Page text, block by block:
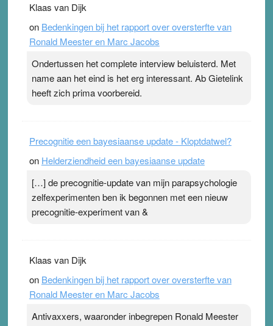
topsporters. Ze hopen ermee hun hartslag te verlagen
terwijl ze meer zuurstof opnemen. Daarop heeft zo’n
pleister geen effect. Maar het gevoel ‘makkelijker te
Pleisterplakkers in de topspsort ›[...]
Klaas van Dijk
on Bedenkingen bij het rapport over oversterfte van
Ronald Meester en Marc Jacobs
Ondertussen het complete interview beluisterd. Met
name aan het eind is het erg interessant. Ab Gietelink
heeft zich prima voorbereid.
Precognitie een bayesiaanse update - Kloptdatwel?
on Helderziendheid een bayesiaanse update
[…] de precognitie-update van mijn parapsychologie
zelfexperimenten ben ik begonnen met een nieuw
precognitie-experiment van &
Klaas van Dijk
on Bedenkingen bij het rapport over oversterfte van
Ronald Meester en Marc Jacobs
Antivaxxers, waaronder inbegrepen Ronald Meester